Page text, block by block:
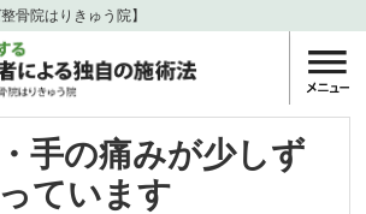
骨院はりきゅう院】
手の痛みが少しず
ています